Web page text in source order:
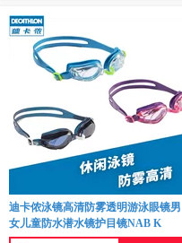
迪卡侬泳镜高清防雾透明游泳眼镜男
女儿童防水潜水镜护目镜NAB K